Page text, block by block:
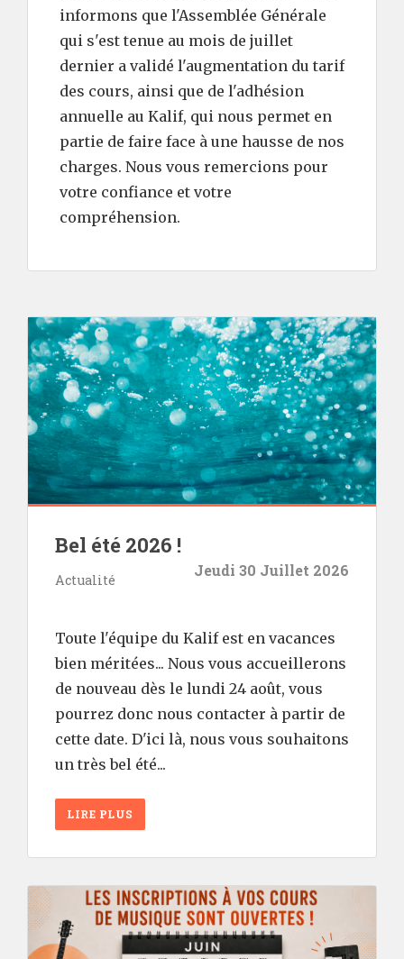
informons que l'Assemblée Générale
qui s'est tenue au mois de juillet
dernier a validé l'augmentation du tarif
des cours, ainsi que de l'adhésion
annuelle au Kalif, qui nous permet en
partie de faire face à une hausse de nos
charges. Nous vous remercions pour
votre confiance et votre
compréhension.
Bel été 2026 !
Actualité
Jeudi 30 Juillet 2026
Toute l'équipe du Kalif est en vacances
bien méritées... Nous vous accueillerons
de nouveau dès le lundi 24 août, vous
pourrez donc nous contacter à partir de
cette date. D'ici là, nous vous souhaitons
un très bel été...
LIRE PLUS